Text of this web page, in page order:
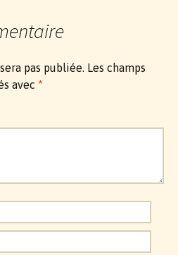
pas publiée. Les champs
avec *